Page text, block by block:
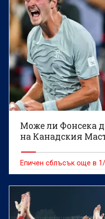
Може ли Фонсека
на Канадския
Епичен сблъсък още в